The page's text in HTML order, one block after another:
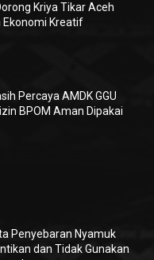
Kriya Tikar Aceh
Ekonomi Kreatif
Percaya AMDK GGU
BPOM Aman Dipakai
Penyebaran Nyamuk
dan Tidak Gunakan